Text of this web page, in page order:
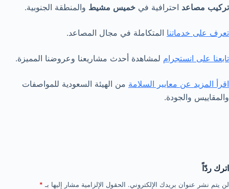
تركيب مصاعد احترافية في خميس مشيط والمنطقة الجنوبية.
تعرف على خدماتنا المتكاملة في مجال المصاعد.
تابعنا على انستجرام لمشاهدة أحدث مشاريعنا وعروضنا المميزة.
اقرأ المزيد عن معايير السلامة من الهيئة السعودية للمواصفات
والمقاييس والجودة.
اترك ردّاً
لن يتم نشر عنوان بريدك الإلكتروني. الحقول الإلزامية مشار إليها بـ *